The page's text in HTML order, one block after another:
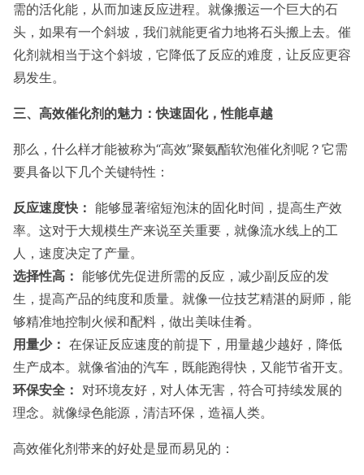
需的活化能，从而加速反应进程。就像搬运一个巨大的石
头，如果有一个斜坡，我们就能更省力地将石头搬上去。催
化剂就相当于这个斜坡，它降低了反应的难度，让反应更容
易发生。
三、高效催化剂的魅力：快速固化，性能卓越
那么，什么样才能被称为“高效”聚氨酯软泡催化剂呢？它需
要具备以下几个关键特性：
反应速度快： 能够显著缩短泡沫的固化时间，提高生产效
率。这对于大规模生产来说至关重要，就像流水线上的工
人，速度决定了产量。
选择性高： 能够优先促进所需的反应，减少副反应的发
生，提高产品的纯度和质量。就像一位技艺精湛的厨师，能
够精准地控制火候和配料，做出美味佳肴。
用量少： 在保证反应速度的前提下，用量越少越好，降低
生产成本。就像省油的汽车，既能跑得快，又能节省开支。
环保安全： 对环境友好，对人体无害，符合可持续发展的
理念。就像绿色能源，清洁环保，造福人类。
高效催化剂带来的好处是显而易见的：